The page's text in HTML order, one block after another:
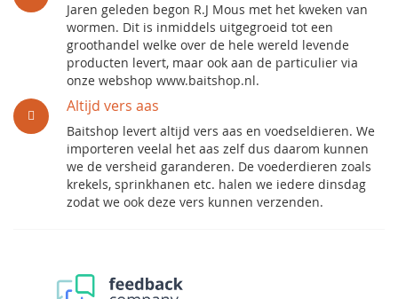
Jaren geleden begon R.J Mous met het kweken van
wormen. Dit is inmiddels uitgegroeid tot een
groothandel welke over de hele wereld levende
producten levert, maar ook aan de particulier via
onze webshop www.baitshop.nl.
Altijd vers aas
Baitshop levert altijd vers aas en voedseldieren. We
importeren veelal het aas zelf dus daarom kunnen
we de versheid garanderen. De voederdieren zoals
krekels, sprinkhanen etc. halen we iedere dinsdag
zodat we ook deze vers kunnen verzenden.